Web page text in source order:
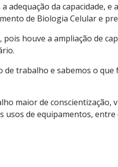
adequação da capacidade,
de Biologia Celular e
houve a ampliação de
de trabalho e sabemos o
maior de
usos de equipamentos,